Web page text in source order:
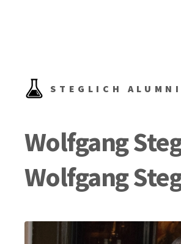
STEGLICH ALUMNI
Wolfgang
Wolfgang